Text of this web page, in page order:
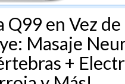
Q99 en Vez
Masaje
+